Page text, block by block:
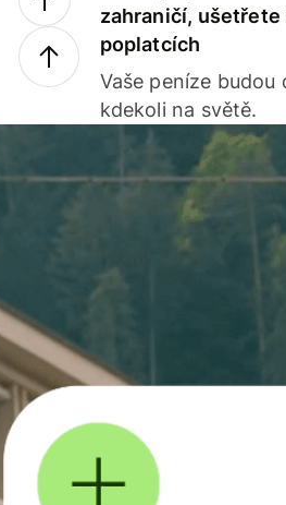
zahraničí, ušetřete
poplatcích
Vaše peníze budou
kdekoli na světě.